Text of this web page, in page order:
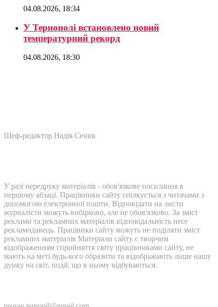
04.08.2026, 18:34
У Тернополі встановлено новий
температурний рекорд
04.08.2026, 18:30
Шеф-редактор Надія Сеник
У разі передруку матеріалів - обов'язкове посилання в
першому абзаці. Працівники сайту спілкується з читачами з
допомогою електронної пошти. Відповідати на листи
журналісти можуть вибірково, але не обов'язково. За зміст
реклами та рекламних матеріалів відповідальність несе
рекламодавець. Працівнки сайту можуть не поділяти зміст
рекламних матеріалів Матеріали сайту є творчим
відображенням сприйняття світу працівниками сайту, не
мають на меті будь-кого образити та відображають лише нашу
дуику на світ, події, що в ньому відбуваються.